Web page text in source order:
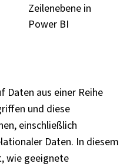
Zeilenebene in
Power BI
Daten aus einer Reihe
und diese
einschließlich
Daten. In diesem
wie geeignete